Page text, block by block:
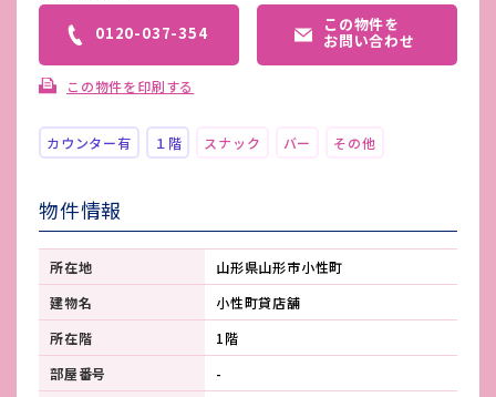
0120-037-354 この物件を
お問い合わせ
この物件を印刷する
カウンター有 １階 スナック バー その他
物件情報
所在地
山形県山形市小性町
建物名
小性町貸店舗
所在階
1階
部屋番号
-